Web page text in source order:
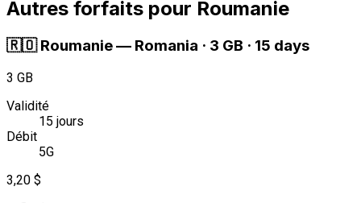
Autres forfaits pour Roumanie
🇷🇴 Roumanie— Romania · 3 GB · 15 days
3 GB
Validité
15 jours
Débit
5G
3,20 $